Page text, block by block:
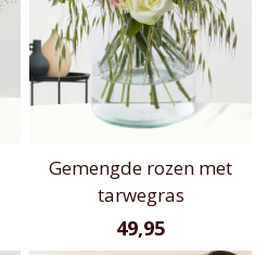
Gemengde rozen met
tarwegras
49,95